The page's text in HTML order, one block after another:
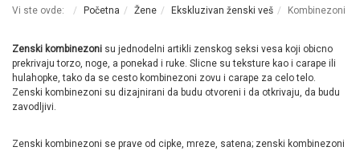
Vi ste ovde: Početna Žene Ekskluzivan ženski veš Kombinezoni
Zenski kombinezoni su jednodelni artikli zenskog seksi vesa koji obicno
prekrivaju torzo, noge, a ponekad i ruke. Slicne su teksture kao i carape ili
hulahopke, tako da se cesto kombinezoni zovu i carape za celo telo.
Zenski kombinezoni su dizajnirani da budu otvoreni i da otkrivaju, da budu
zavodljivi.
Zenski kombinezoni se prave od cipke, mreze, satena; zenski kombinezoni